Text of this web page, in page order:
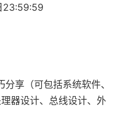
23:59:59
享（可包括系统软件、
器设计、总线设计、外